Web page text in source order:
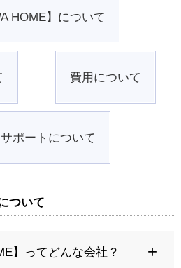
HOME】について
費用について
ポートについて
ついて
】ってどんな会社？